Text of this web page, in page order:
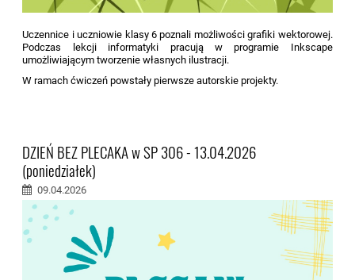
Uczennice i uczniowie klasy 6 poznali możliwości grafiki wektorowej.
Podczas lekcji informatyki pracują w programie Inkscape
umożliwiającym tworzenie własnych ilustracji.
W ramach ćwiczeń powstały pierwsze autorskie projekty.
DZIEŃ BEZ PLECAKA w SP 306 - 13.04.2026
(poniedziałek)
09.04.2026